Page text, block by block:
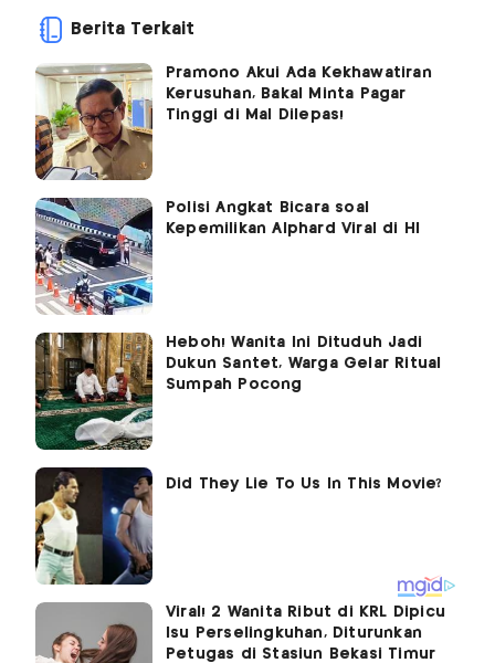
Berita Terkait
Pramono Akui Ada Kekhawatiran
Kerusuhan, Bakal Minta Pagar
Tinggi di Mal Dilepas!
Polisi Angkat Bicara soal
Kepemilikan Alphard Viral di HI
Heboh! Wanita Ini Dituduh Jadi
Dukun Santet, Warga Gelar Ritual
Sumpah Pocong
Viral! 2 Wanita Ribut di KRL Dipicu
Isu Perselingkuhan, Diturunkan
Petugas di Stasiun Bekasi Timur